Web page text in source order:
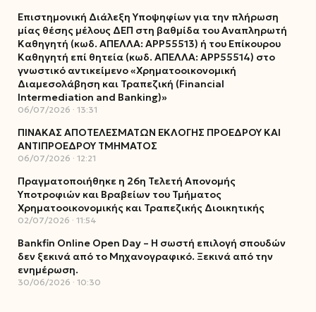
Επιστημονική Διάλεξη Υποψηφίων για την πλήρωση
μίας θέσης μέλους ΔΕΠ στη βαθμίδα του Αναπληρωτή
Καθηγητή (κωδ. ΑΠΕΛΛΑ: ΑΡΡ55513) ή του Επίκουρου
Καθηγητή επί θητεία (κωδ. ΑΠΕΛΛΑ: ΑΡΡ55514) στο
γνωστικό αντικείμενο «Χρηματοοικονομική
Διαμεσολάβηση και Τραπεζική (Financial
Intermediation and Banking)»
06/07/2026 13:31
ΠΙΝΑΚΑΣ ΑΠΟΤΕΛΕΣΜΑΤΩΝ ΕΚΛΟΓΗΣ ΠΡΟΕΔΡΟΥ ΚΑΙ
ΑΝΤΙΠΡΟΕΔΡΟΥ ΤΜΗΜΑΤΟΣ
06/07/2026 12:21
Πραγματοποιήθηκε η 26η Τελετή Απονομής
Υποτροφιών και Βραβείων του Τμήματος
Χρηματοοικονομικής και Τραπεζικής Διοικητικής
02/07/2026 11:54
Bankfin Online Open Day – Η σωστή επιλογή σπουδών
δεν ξεκινά από το Μηχανογραφικό. Ξεκινά από την
ενημέρωση.
30/06/2026 10:30